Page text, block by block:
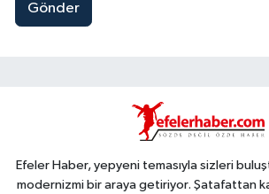
Gönder
Efeler Haber, yepyeni temasıyla sizleri
modernizmi bir araya getiriyor. Şatafattan